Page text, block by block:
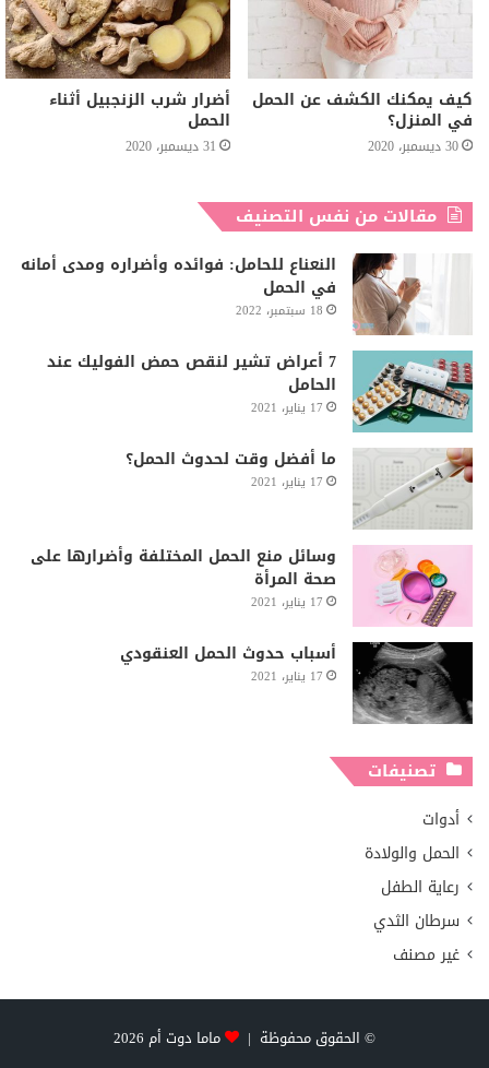
كيف يمكنك الكشف عن الحمل
في المنزل؟
30 ديسمبر، 2020
أضرار شرب الزنجبيل أثناء
الحمل
31 ديسمبر، 2020
مقالات من نفس التصنيف
النعناع للحامل: فوائده وأضراره ومدى أمانه
في الحمل
18 سبتمبر، 2022
7 أعراض تشير لنقص حمض الفوليك عند
الحامل
17 يناير، 2021
ما أفضل وقت لحدوث الحمل؟
17 يناير، 2021
وسائل منع الحمل المختلفة وأضرارها على
صحة المرأة
17 يناير، 2021
أسباب حدوث الحمل العنقودي
17 يناير، 2021
تصنيفات
أدوات
الحمل والولادة
رعاية الطفل
سرطان الثدي
غير مصنف
© الحقوق محفوظة | ماما دوت أم